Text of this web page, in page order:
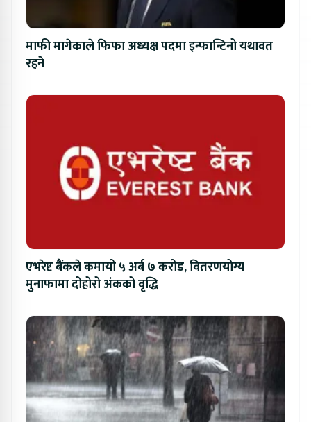
माफी मागेकाले फिफा अध्यक्ष पदमा इन्फान्टिनो यथावत
रहने
एभरेष्ट बैंकले कमायो ५ अर्ब ७ करोड, वितरणयोग्य
मुनाफामा दोहोरो अंकको वृद्धि